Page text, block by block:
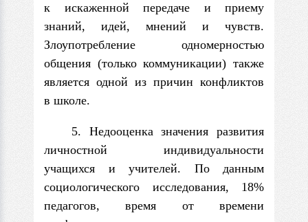
к искаженной пере­даче и приему
знаний, идей, мнений и чувств.
Злоупотребление одномерностью
общения (только коммуникации) также
является одной из причин конфликтов
в школе.
5. Недооценка значения развития
личностной индивидуальности
учащихся и учителей. По данным
социологического исследования, 18%
педагогов, время от вре­мени